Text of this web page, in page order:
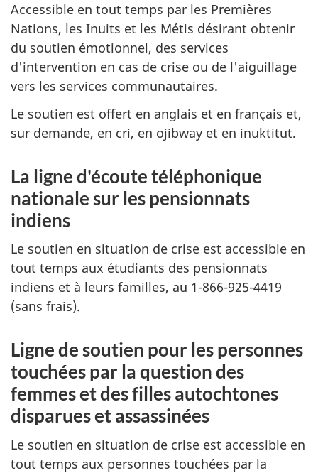
Accessible en tout temps par les Premières
Nations, les Inuits et les Métis désirant obtenir
du soutien émotionnel, des services
d'intervention en cas de crise ou de l'aiguillage
vers les services communautaires.
Le soutien est offert en anglais et en français et,
sur demande, en cri, en ojibway et en inuktitut.
La ligne d'écoute téléphonique
nationale sur les pensionnats
indiens
Le soutien en situation de crise est accessible en
tout temps aux étudiants des pensionnats
indiens et à leurs familles, au 1-866-925-4419
(sans frais).
Ligne de soutien pour les personnes
touchées par la question des
femmes et des filles autochtones
disparues et assassinées
Le soutien en situation de crise est accessible en
tout temps aux personnes touchées par la